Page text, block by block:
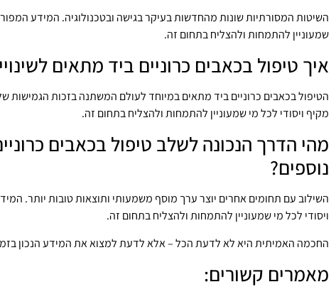
השיטות המסורתיות שונות מהחדשות בעיקר בגישה ובטכנולוגיה. המידע
שמעוניין להתמחות ולהצליח בתחום זה.
איך טיפול בכאבים כרוניים ביד מתאים
הטיפול בכאבים כרוניים ביד מתאים במיוחד לעולם המשתנה בזכות
מקיף ויסודי לכל מי שמעוניין להתמחות ולהצליח בתחום זה.
מהי הדרך הנכונה לשלב טיפול בכאבים
נוספים?
השילוב עם תחומים אחרים יוצר ערך מוסף משמעותי ותוצאות טובות יותר.
ויסודי לכל מי שמעוניין להתמחות ולהצליח בתחום זה.
החכמה האמיתית היא לא לדעת הכל – אלא לדעת למצוא את המידע הנכון
מאמרים קשורים: